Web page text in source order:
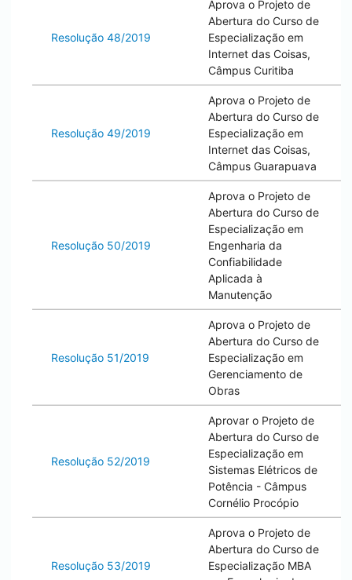
Resolução 48/2019
Aprova o Projeto de
Abertura do Curso de
Especialização em
Internet das Coisas,
Câmpus Curitiba
Resolução 49/2019
Aprova o Projeto de
Abertura do Curso de
Especialização em
Internet das Coisas,
Câmpus Guarapuava
Resolução 50/2019
Aprova o Projeto de
Abertura do Curso de
Especialização em
Engenharia da
Confiabilidade
Aplicada à
Manutenção
Resolução 51/2019
Aprova o Projeto de
Abertura do Curso de
Especialização em
Gerenciamento de
Obras
Resolução 52/2019
Aprovar o Projeto de
Abertura do Curso de
Especialização em
Sistemas Elétricos de
Potência - Câmpus
Cornélio Procópio
Resolução 53/2019
Aprova o Projeto de
Abertura do Curso de
Especialização MBA